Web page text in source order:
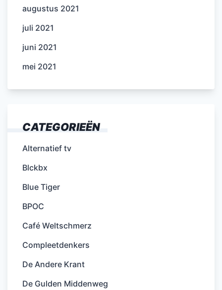
augustus 2021
juli 2021
juni 2021
mei 2021
CATEGORIEËN
Alternatief tv
Blckbx
Blue Tiger
BPOC
Café Weltschmerz
Compleetdenkers
De Andere Krant
De Gulden Middenweg